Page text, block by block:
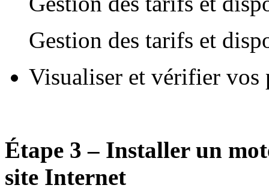
Gestion des tarifs et
Visualiser et vérifier
Étape 3 – Installer un
site Internet